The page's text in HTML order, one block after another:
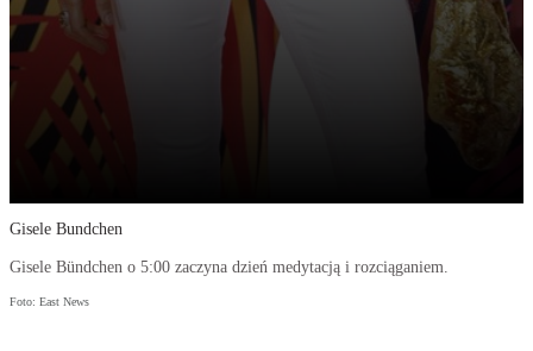
Gisele Bundchen
Gisele Bündchen o 5:00 zaczyna dzień medytacją i rozciąganiem.
Foto: East News